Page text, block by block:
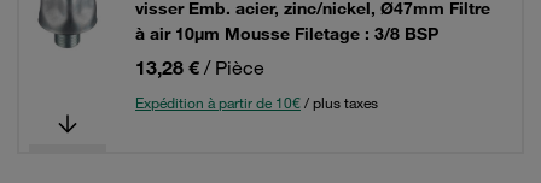
visser Emb. acier, zinc/nickel, Ø47mm Filtre
à air 10µm Mousse Filetage : 3/8 BSP
13,28 € / Pièce
Expédition à partir de 10€/ plus taxes